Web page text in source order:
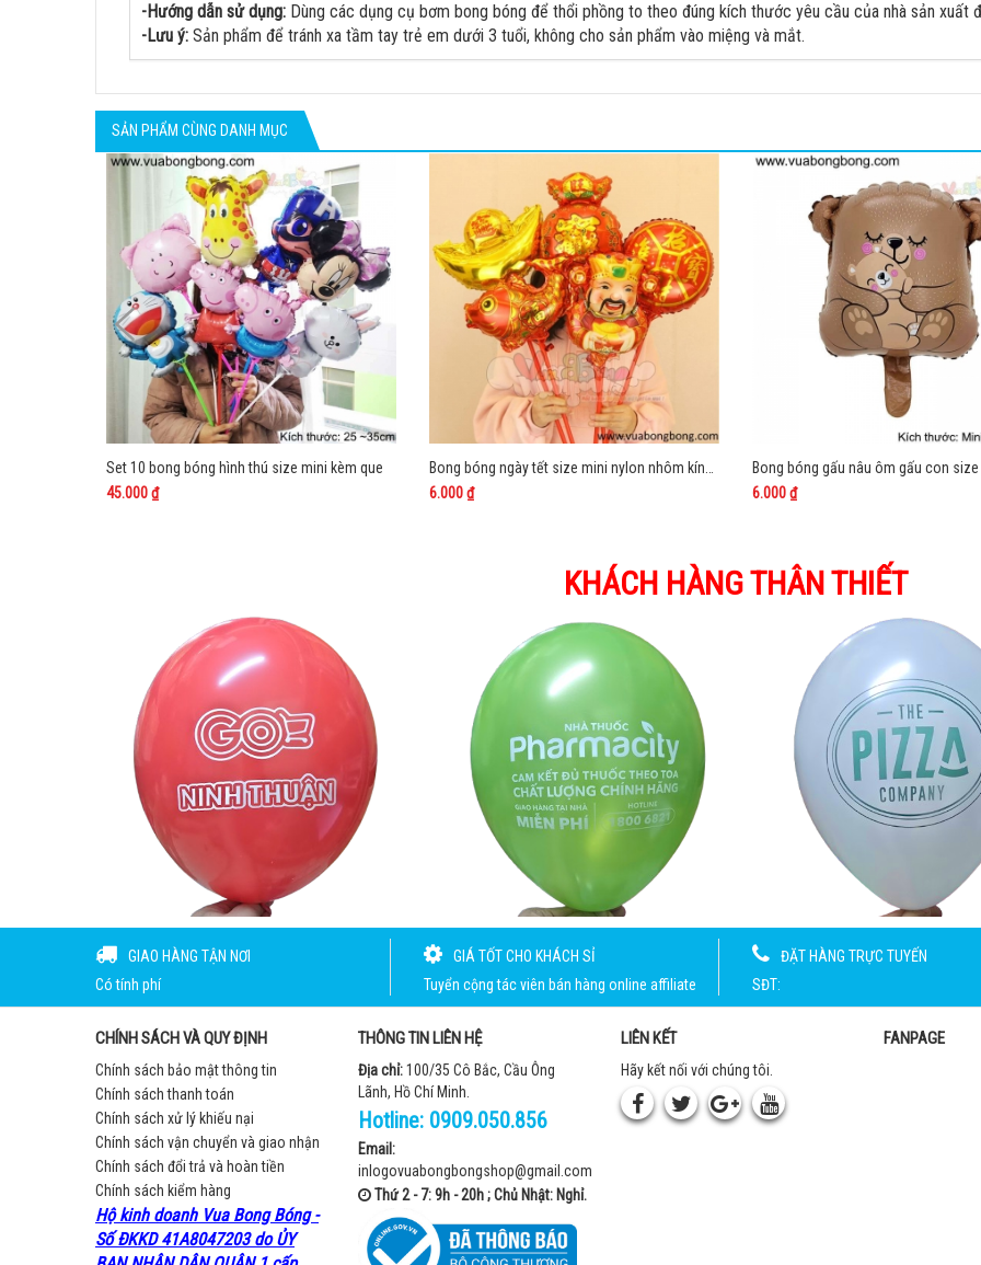
-Hướng dẫn sử dụng: Dùng các dụng cụ bơm bong bóng để thổi phồng to theo đúng kích thước yêu cầu của nhà sản
-Lưu ý: Sản phẩm để tránh xa tầm tay trẻ em dưới 3 tuổi, không cho sản phẩm vào miệng và mắt.
SẢN PHẨM CÙNG DANH MỤC
Set 10 bong bóng hình thú size mini kèm que
45.000 ₫
Bong bóng ngày tết size mini nylon nhôm kính bạc
6.000 ₫
Bong bóng gấu nâu ôm gấu con
6.000 ₫
KHÁCH HÀNG THÂN THIẾT
GIAO HÀNG TẬN NƠI
Có tính phí
GIÁ TỐT CHO KHÁCH SỈ
Tuyển cộng tác viên bán hàng online affiliate
ĐẶT HÀNG TRỰC TUYẾN
SĐT:
CHÍNH SÁCH VÀ QUY ĐỊNH
Chính sách bảo mật thông tin
Chính sách thanh toán
Chính sách xử lý khiếu nại
Chính sách vận chuyển và giao nhận
Chính sách đổi trả và hoàn tiền
Chính sách kiểm hàng
Hộ kinh doanh Vua Bong Bóng -
Số ĐKKD 41A8047203 do ỦY
THÔNG TIN LIÊN HỆ
Địa chỉ:100/35 Cô Bắc, Cầu Ông
Lãnh, Hồ Chí Minh.
Hotline: 0909.050.856
Email:
inlogovuabongbongshop@gmail.com
Thứ 2 - 7: 9h - 20h ; Chủ Nhật: Nghỉ.
LIÊN KẾT
Hãy kết nối với chúng tôi.
FANPAGE